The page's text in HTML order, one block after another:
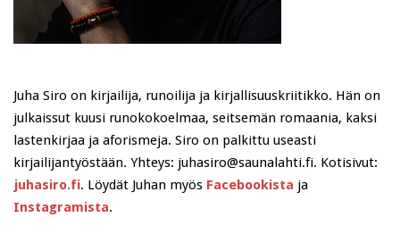
Juha Siro on kirjailija, runoilija ja kirjallisuuskriitikko. Hän on
julkaissut kuusi runokokoelmaa, seitsemän romaania, kaksi
lastenkirjaa ja aforismeja. Siro on palkittu useasti
kirjailijantyöstään. Yhteys: juhasiro@saunalahti.fi. Kotisivut:
juhasiro.fi. Löydät Juhan myös Facebookista ja
Instagramista.